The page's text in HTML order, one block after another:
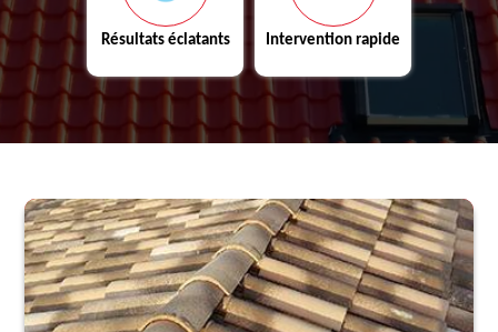
Résultats éclatants Intervention rapide